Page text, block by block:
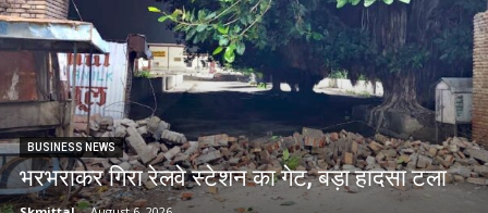
BUSINESS NEWS
भरभराकर गिरा रेलवे स्टेशन का गेट, बड़ा हादसा टला